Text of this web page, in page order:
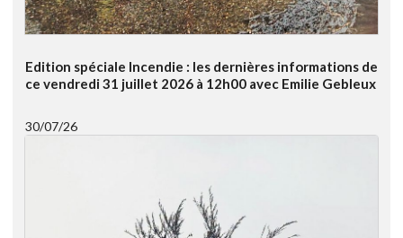
Edition spéciale Incendie : les dernières informations de
ce vendredi 31 juillet 2026 à 12h00 avec Emilie Gebleux
30/07/26